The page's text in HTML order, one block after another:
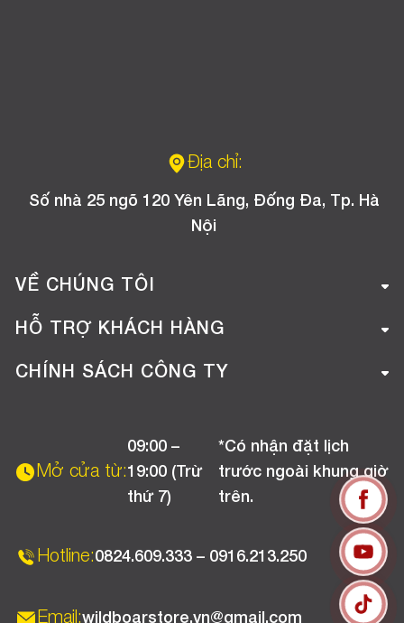
Địa chỉ:
Số nhà 25 ngõ 120 Yên Lãng, Đống Đa, Tp. Hà
Nội
VỀ CHÚNG TÔI
Giới thiệu công ty
Tuyển dụng
HỖ TRỢ KHÁCH HÀNG
Hướng dẫn mua hàng online
Chương trình khuyến mãi
CHÍNH SÁCH CÔNG TY
Chính sách bảo hành
Mở cửa từ:
09:00 –
19:00 (Trừ
thứ 7)
*Có nhận đặt lịch
trước ngoài khung giờ
trên.
Hotline:0824.609.333 – 0916.213.250
Email:wildboarstore.vn@gmail.com